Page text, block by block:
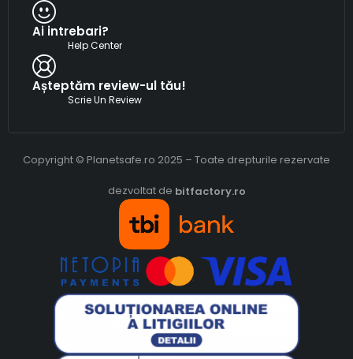
Ai intrebari?
Help Center
Așteptăm review-ul tău!
Scrie Un Review
Copyright © Planetsafe.ro 2025 – Toate drepturile rezervate
dezvoltat de bitfactory.ro